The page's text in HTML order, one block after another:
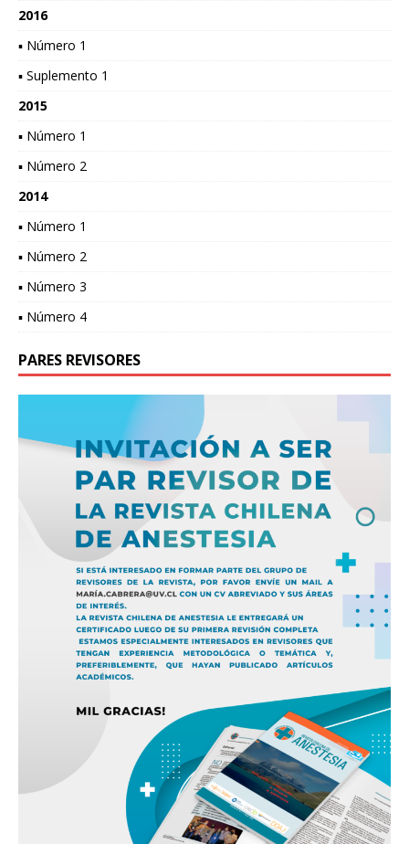
2016
▪ Número 1
▪ Suplemento 1
2015
▪ Número 1
▪ Número 2
2014
▪ Número 1
▪ Número 2
▪ Número 3
▪ Número 4
PARES REVISORES